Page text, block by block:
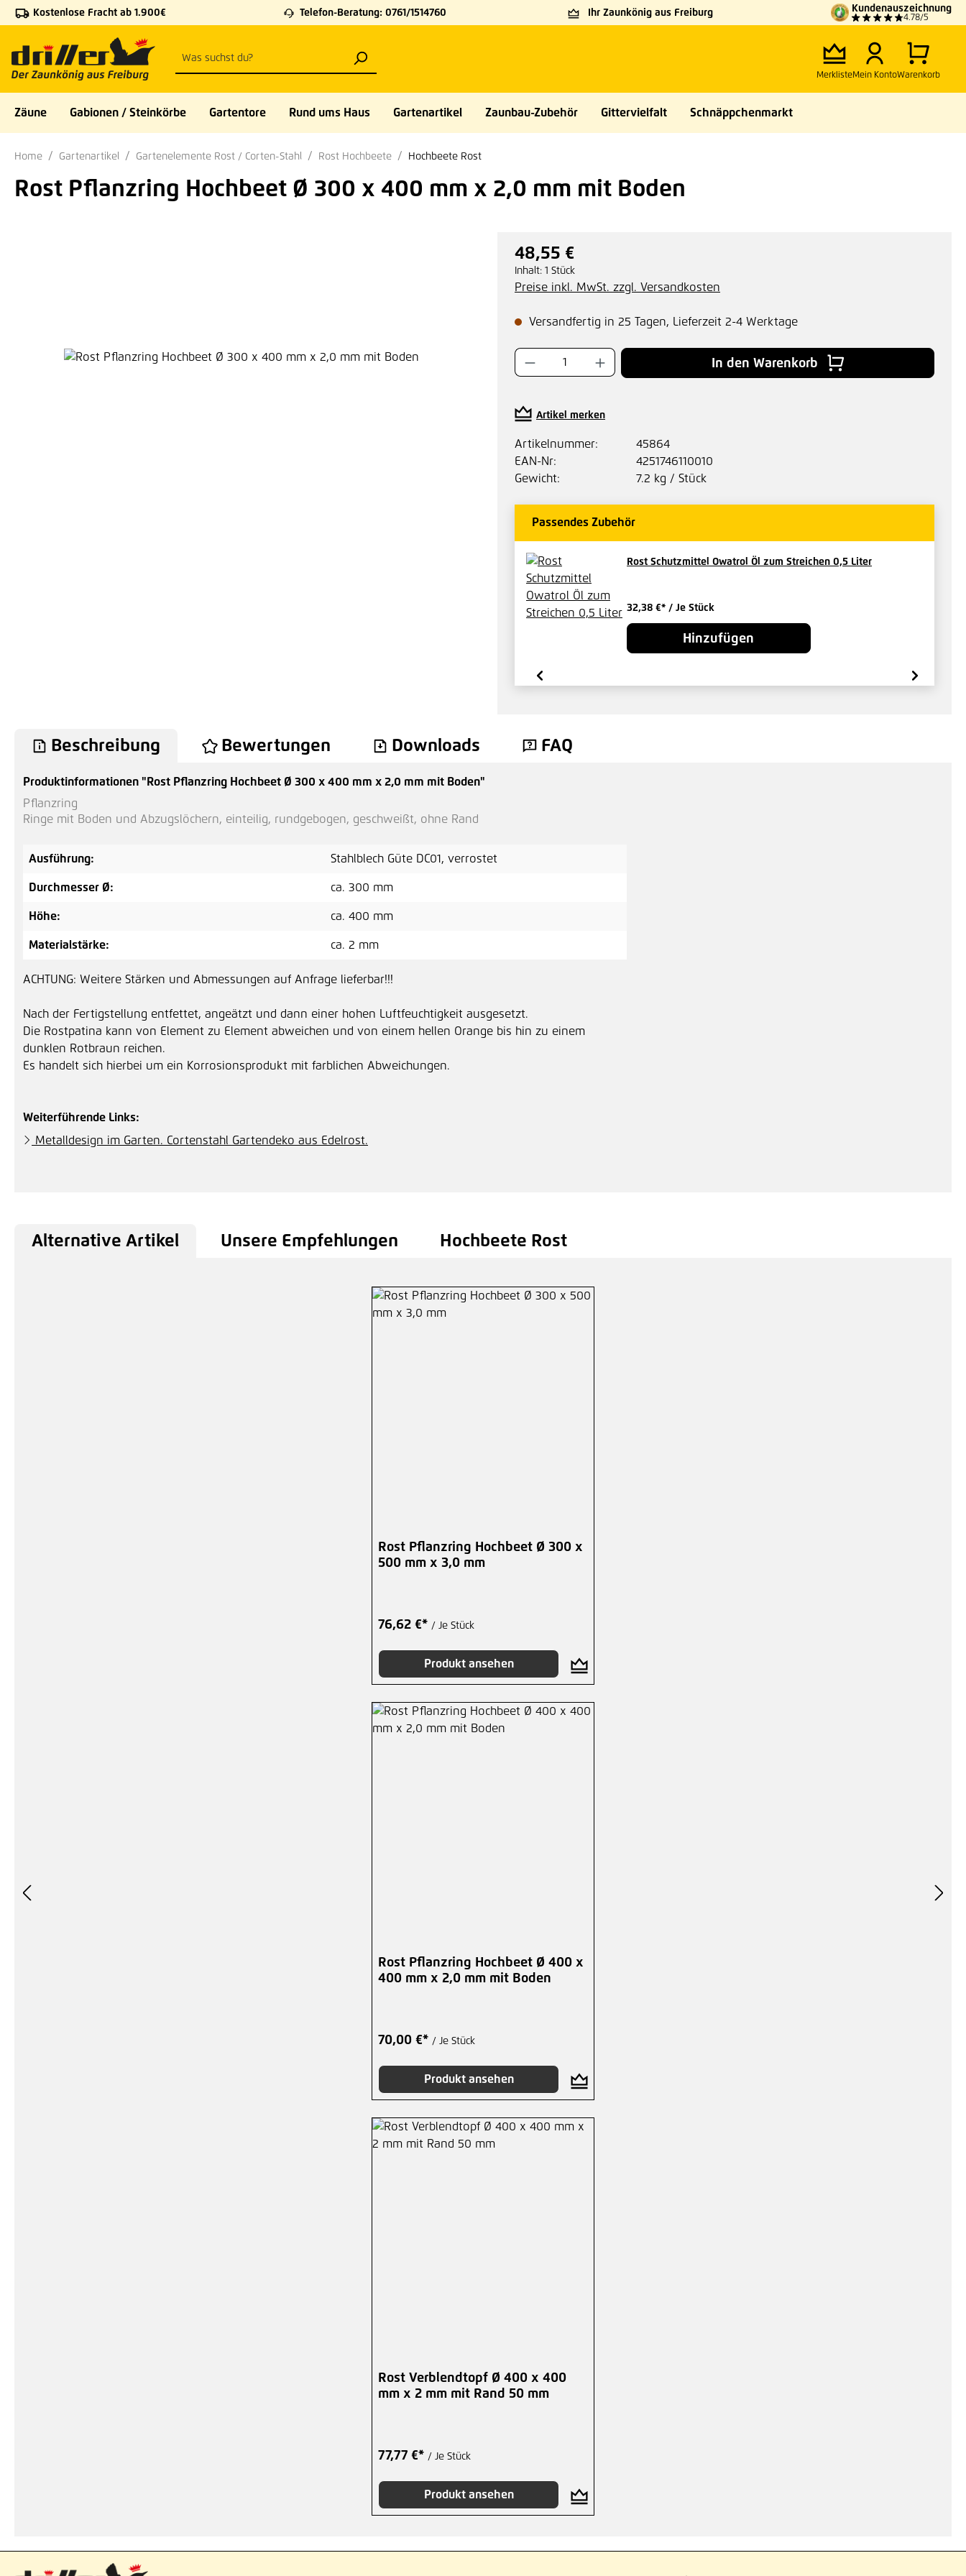
Hauptinhalt springen
Zur Suche springen
Zur Hauptnavigation springen
Kostenlose Fracht ab 1.900€ Telefon-Beratung: 0761/1514760 Ihr Zaunkönig aus Freiburg Kundenauszeichnung
4.78/5
MerklisteMein KontoWarenkorb
Zäune Gabionen / Steinkörbe Gartentore Rund ums Haus Gartenartikel Zaunbau-Zubehör Gittervielfalt Schnäppchenmarkt
Home Gartenartikel Gartenelemente Rost / Corten-Stahl Rost Hochbeete Hochbeete Rost
Rost Pflanzring Hochbeet Ø 300 x 400 mm x 2,0 mm mit Boden
Bildergalerie überspringen
Regulärer Preis:
48,55 €
Inhalt: 1 Stück
Preise inkl. MwSt. zzgl. Versandkosten
Versandfertig in 25 Tagen, Lieferzeit 2-4 Werktage
Produkt Anzahl: Gib den gewünschten Wert ein oder
In den Warenkorb
Artikel merken
Artikelnummer:
45864
EAN-Nr:
4251746110010
Gewicht:
7.2 kg / Stück
Passendes Zubehör
Rost Schutzmittel Owatrol Öl zum Streichen 0,5 Liter
32,38 €* / Je Stück
Hinzufügen
Beschreibung Bewertungen Downloads FAQ
Produktinformationen "Rost Pflanzring Hochbeet Ø 300 x 400 mm x 2,0 mm mit Boden"
Pflanzring
Ringe mit Boden und Abzugslöchern, einteilig, rundgebogen, geschweißt, ohne Rand
Ausführung: Stahlblech Güte DC01, verrostet
Durchmesser Ø: ca. 300 mm
Höhe: ca. 400 mm
Materialstärke: ca. 2 mm
ACHTUNG: Weitere Stärken und Abmessungen auf Anfrage lieferbar!!!
Nach der Fertigstellung entfettet, angeätzt und dann einer hohen Luftfeuchtigkeit ausgesetzt.
Die Rostpatina kann von Element zu Element abweichen und von einem hellen Orange bis hin zu einem
dunklen Rotbraun reichen.
Es handelt sich hierbei um ein Korrosionsprodukt mit farblichen Abweichungen.
Weiterführende Links:
Metalldesign im Garten. Cortenstahl Gartendeko aus Edelrost.
Alternative Artikel Unsere Empfehlungen Hochbeete Rost
Rost Pflanzring Hochbeet Ø 300 x
500 mm x 3,0 mm
76,62 €* / Je Stück
Produkt ansehen
Rost Pflanzring Hochbeet Ø 400 x
400 mm x 2,0 mm mit Boden
70,00 €* / Je Stück
Produkt ansehen
Rost Verblendtopf Ø 400 x 400
mm x 2 mm mit Rand 50 mm
77,77 €* / Je Stück
Produkt ansehen